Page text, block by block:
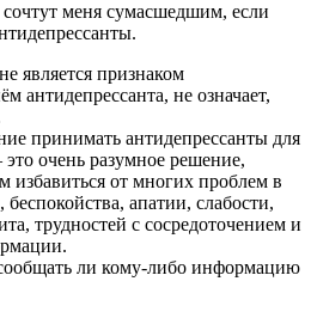
меня сумасшедшим, если
является признаком
антидепрессанта, не означает,
принимать антидепрессанты для
это очень разумное решение,
избавиться от многих проблем в
апатии, слабости,
трудностей с сосредоточением и
ли кому-либо информацию